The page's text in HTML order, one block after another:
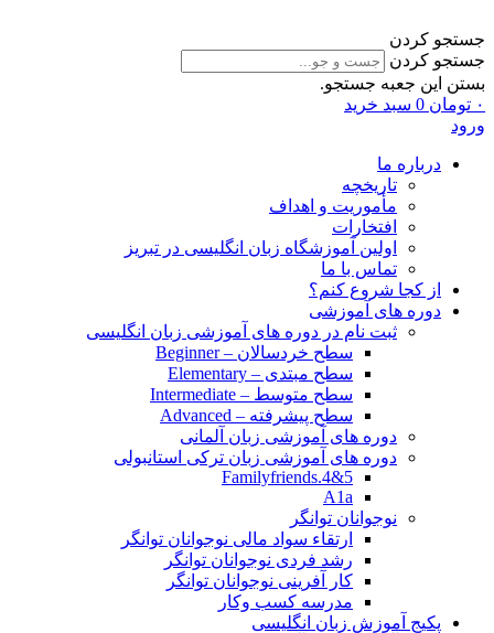
جستجو کردن
جستجو کردن
بستن این جعبه جستجو.
۰ تومان 0 سبد خرید
ورود
درباره ما
تاریخچه
مأموریت و اهداف
افتخارات
اولین آموزشگاه زبان انگلیسی در تبریز
تماس با ما
از کجا شروع کنم؟
دوره های آموزشی
ثبت نام در دوره های آموزشی زبان انگلیسی
سطح خردسالان – Beginner
سطح مبتدی – Elementary
سطح متوسط – Intermediate
سطح پیشرفته – Advanced
دوره های آموزشی زبان آلمانی
دوره های آموزشی زبان ترکی استانبولی
Familyfriends.4&5
A1a
نوجوانان توانگر
ارتقاء سواد مالی نوجوانان توانگر
رشد فردی نوجوانان توانگر
کار آفرینی نوجوانان توانگر
مدرسه کسب وکار
پکیج آموزش زبان انگلیسی